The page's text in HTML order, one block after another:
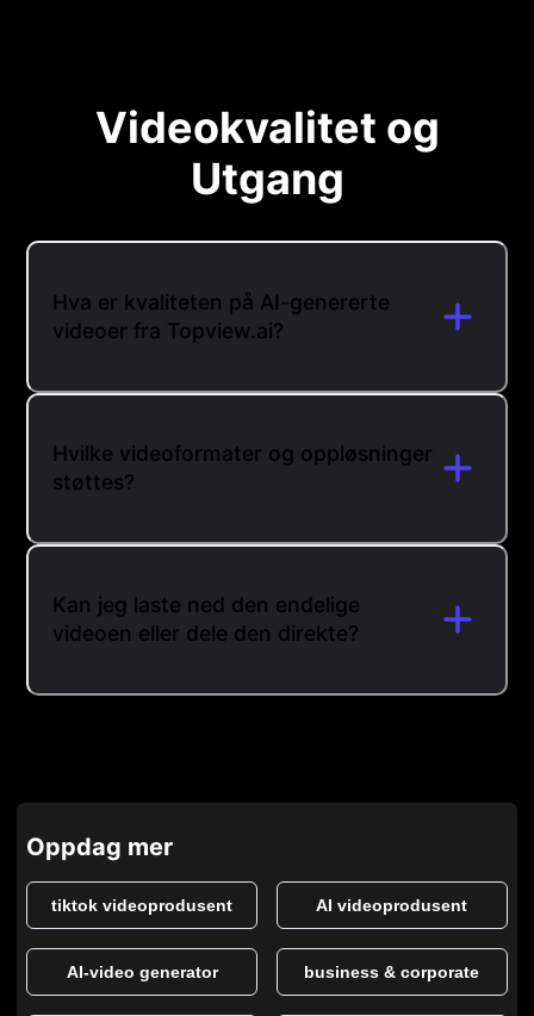
Videokvalitet og
Utgang
Hva er kvaliteten på AI-genererte
videoer fra Topview.ai?
Hvilke videoformater og oppløsninger
støttes?
Kan jeg laste ned den endelige
videoen eller dele den direkte?
Oppdag mer
tiktok videoprodusent AI videoprodusent
AI-video generator business & corporate